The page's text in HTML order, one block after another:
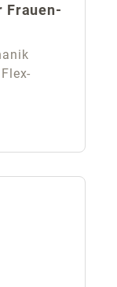
Frauen-